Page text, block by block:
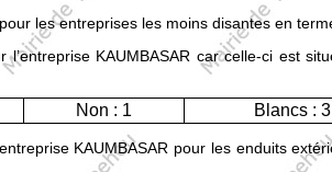
les entreprises les moins disantes en
KAUMBASAR car celle-ci est
Non : 1 Blancs : 3
KAUMBASAR pour les enduits